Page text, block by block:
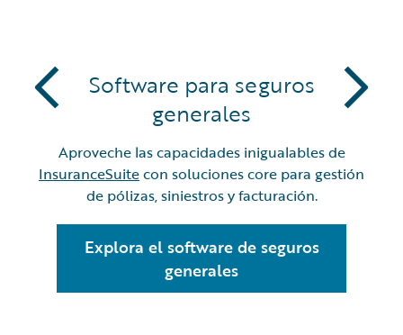
Software para seguros
generales
Aproveche las capacidades inigualables de
InsuranceSuitecon soluciones core para gestión
de pólizas, siniestros y facturación.
Explora el software de seguros
generales